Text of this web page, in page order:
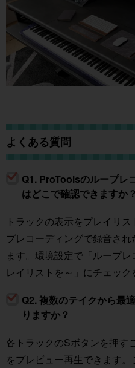
よくある質問
Q1. ProToolsのループレ
はどこで確認できますか？
トラックの表示をプレイリ
プレコーディングで録音さ
ます。環境設定で「ループ
レイリストを～」にチェック
Q2. 複数のテイクから最
りますか？
各トラックのSボタンを押す
をプレビュー再生できます